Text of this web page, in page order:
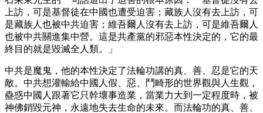
上訪，可是基督徒在中國也遭受迫害；藏族人沒有去上訪，可
是藏族人也被中共迫害；維吾爾人沒有去上訪，可是維吾爾人
也被中共關進集中營。這是共產黨的邪惡本性決定的，它的最
終目的就是毀滅全人類。」
中共是魔鬼，他的本性決定了法輪功講的真、善、忍是它的天
敵。中共想灌輸給中國人假、惡、鬥畸形的世界觀與人生觀，
蠱惑中國人跟著它只幹壞事造業，當業力大到一定程度時，被
神佛銷毀元神，永遠地失去生命的未來。而法輪功的真、善、